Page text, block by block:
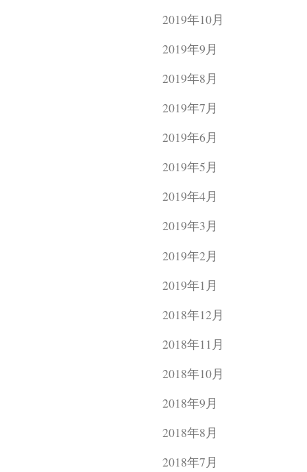
2019年10月
2019年9月
2019年8月
2019年7月
2019年6月
2019年5月
2019年4月
2019年3月
2019年2月
2019年1月
2018年12月
2018年11月
2018年10月
2018年9月
2018年8月
2018年7月